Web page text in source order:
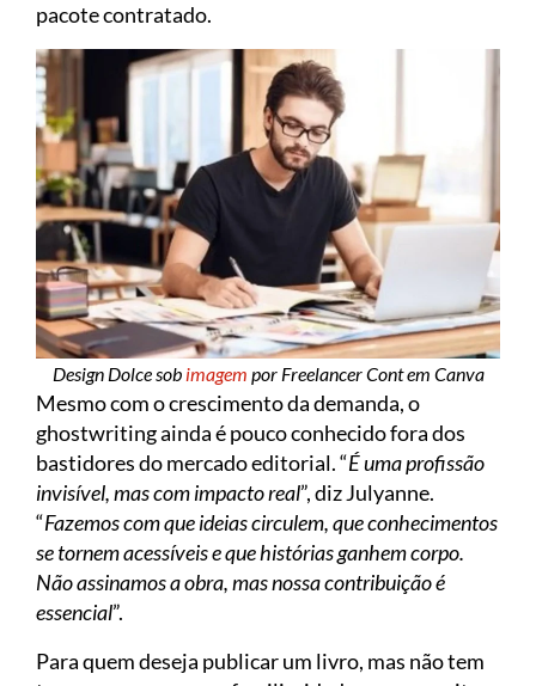
pacote contratado.
Design Dolce sob imagem por Freelancer Cont em Canva
Mesmo com o crescimento da demanda, o
ghostwriting ainda é pouco conhecido fora dos
bastidores do mercado editorial. “É uma profissão
invisível, mas com impacto real”, diz Julyanne.
“Fazemos com que ideias circulem, que conhecimentos
se tornem acessíveis e que histórias ganhem corpo.
Não assinamos a obra, mas nossa contribuição é
essencial”.
Para quem deseja publicar um livro, mas não tem